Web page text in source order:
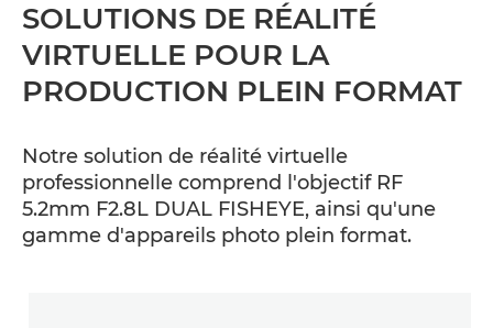
SOLUTIONS DE RÉALITÉ
VIRTUELLE POUR LA
PRODUCTION PLEIN FORMAT
Notre solution de réalité virtuelle
professionnelle comprend l'objectif RF
5.2mm F2.8L DUAL FISHEYE, ainsi qu'une
gamme d'appareils photo plein format.